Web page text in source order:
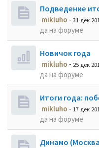
Подведение
mikluho - 31 дек
да на форуме
Новичок года
mikluho - 25 дек
да на форуме
Итоги года:
mikluho - 17 дек
да на форуме
Динамо